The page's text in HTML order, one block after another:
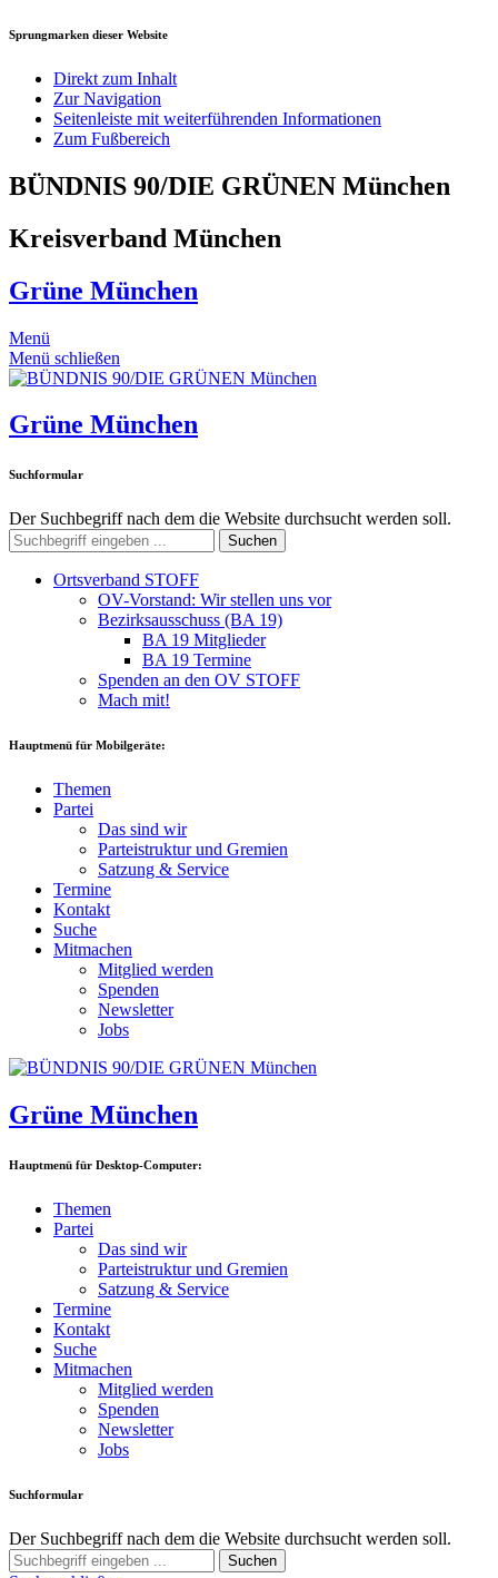
Sprungmarken dieser Website
Direkt zum Inhalt
Zur Navigation
Seitenleiste mit weiterführenden Informationen
Zum Fußbereich
BÜNDNIS 90/DIE GRÜNEN München
Kreisverband München
Grüne München
Menü
Menü schließen
Grüne München
Suchformular
Der Suchbegriff nach dem die Website durchsucht werden soll.
Suchen
Ortsverband STOFF
OV-Vorstand: Wir stellen uns vor
Bezirksausschuss (BA 19)
BA 19 Mitglieder
BA 19 Termine
Spenden an den OV STOFF
Mach mit!
Hauptmenü für Mobilgeräte:
Themen
Partei
Das sind wir
Parteistruktur und Gremien
Satzung & Service
Termine
Kontakt
Suche
Mitmachen
Mitglied werden
Spenden
Newsletter
Jobs
Grüne München
Hauptmenü für Desktop-Computer:
Themen
Partei
Das sind wir
Parteistruktur und Gremien
Satzung & Service
Termine
Kontakt
Suche
Mitmachen
Mitglied werden
Spenden
Newsletter
Jobs
Suchformular
Der Suchbegriff nach dem die Website durchsucht werden soll.
Suchen